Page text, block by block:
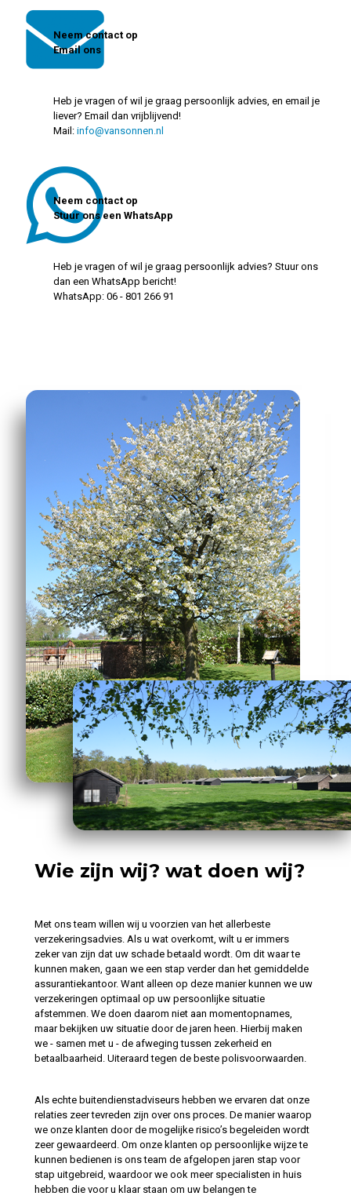
Neem contact op
Email ons
Heb je vragen of wil je graag persoonlijk advies, en email je
liever? Email dan vrijblijvend!
Mail: info@vansonnen.nl
Neem contact op
Stuur ons een WhatsApp
Heb je vragen of wil je graag persoonlijk advies? Stuur ons
dan een WhatsApp bericht!
WhatsApp: 06 - 801 266 91
Wie zijn wij? wat doen wij?
Met ons team willen wij u voorzien van het allerbeste
verzekeringsadvies. Als u wat overkomt, wilt u er immers
zeker van zijn dat uw schade betaald wordt. Om dit waar te
kunnen maken, gaan we een stap verder dan het gemiddelde
assurantiekantoor. Want alleen op deze manier kunnen we uw
verzekeringen optimaal op uw persoonlijke situatie
afstemmen. We doen daarom niet aan momentopnames,
maar bekijken uw situatie door de jaren heen. Hierbij maken
we - samen met u - de afweging tussen zekerheid en
betaalbaarheid. Uiteraard tegen de beste polisvoorwaarden.
Als echte buitendienstadviseurs hebben we ervaren dat onze
relaties zeer tevreden zijn over ons proces. De manier waarop
we onze klanten door de mogelijke risico’s begeleiden wordt
zeer gewaardeerd. Om onze klanten op persoonlijke wijze te
kunnen bedienen is ons team de afgelopen jaren stap voor
stap uitgebreid, waardoor we ook meer specialisten in huis
hebben die voor u klaar staan om uw belangen te